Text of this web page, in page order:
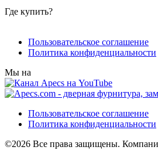
Где купить?
Пользовательское соглашение
Политика конфиденциальности
Мы на
Пользовательское соглашение
Политика конфиденциальности
©2026 Все права защищены.